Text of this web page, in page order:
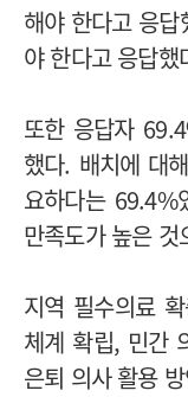
해야 한다고 응
야 한다고 응답했
또한 응답자
했다. 배치에 대
요하다는 69.4%
만족도가 높은 것
지역 필수의료
체계 확립, 민간
은퇴 의사 활용